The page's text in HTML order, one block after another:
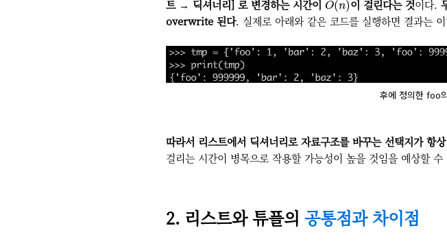
트 → 딕셔너리] 로 변경하는 시간이 O(n)이 걸린다는 것이다.
overwrite 된다. 실제로 아래와 같은 코드를 실행하면 결과는
후에 정의한 foo
따라서 리스트에서 딕셔너리로 자료구조를 바꾸는 선택지가 항
걸리는 시간이 병목으로 작용할 가능성이 높을 것임을 예상할 수
2. 리스트와 튜플의 공통점과 차이점